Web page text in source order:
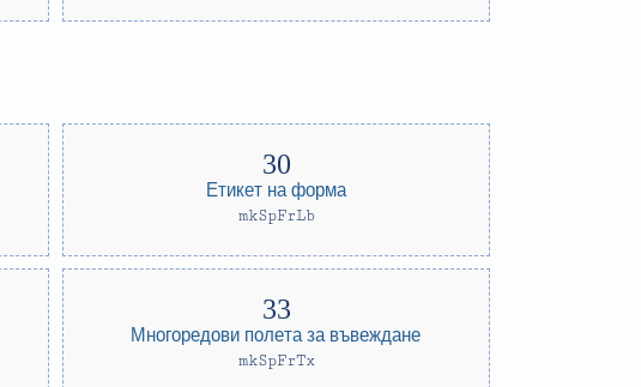
Етикет на форма
mkSpFrLb
Многоредови полета за въвеждане
mkSpFrTx